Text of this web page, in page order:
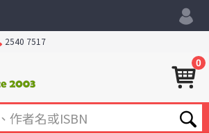
2540 7517
0